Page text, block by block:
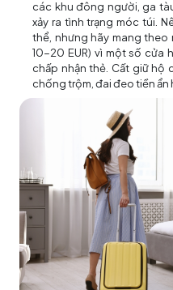
các khu đông người, ga
xảy ra tình trạng móc túi.
thể, nhưng hãy mang theo
10-20 EUR) vì một số cửa
chấp nhận thẻ. Cất giữ hộ
chống trộm, đai đeo tiền ẩn